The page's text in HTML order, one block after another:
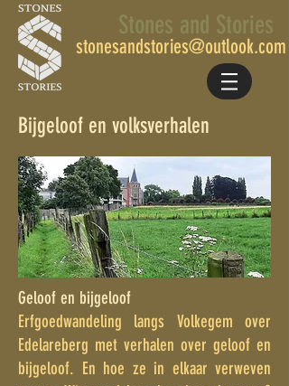
Stones and Stories
stonesandstories@outlook.com
Bijgeloof en volksverhalen
Geloof en bijgeloof
Erfgoedwandeling langs Volkegem over
Edelareberg met verhalen over geloof en
bijgeloof. En hoe ze in elkaar verweven